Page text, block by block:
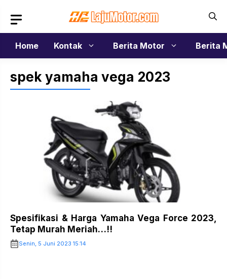
isi
Home
Kontak Berita Motor Berita
spek yamaha vega 2023
Spesifikasi & Harga Yamaha Vega Force 2023,
Tetap Murah Meriah…!!
Senin, 5 Juni 2023 15:14